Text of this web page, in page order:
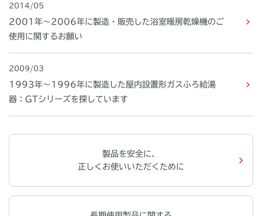
2014/05
2001年～2006年に製造・販売した浴室暖房乾燥機のご
使用に関するお願い
2009/03
1993年～1996年に製造した屋内設置形ガスふろ給湯
器：GTシリーズを探しています
製品を安全に、
正しくお使いいただくために